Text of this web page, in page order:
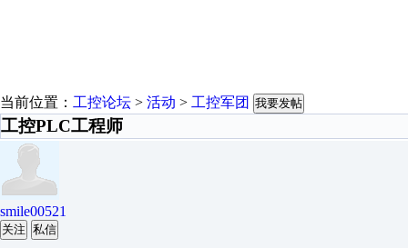
当前位置： 工控论坛 > 活动 > 工控军团 我要发帖
工控PLC工程师
smile00521
关注 私信